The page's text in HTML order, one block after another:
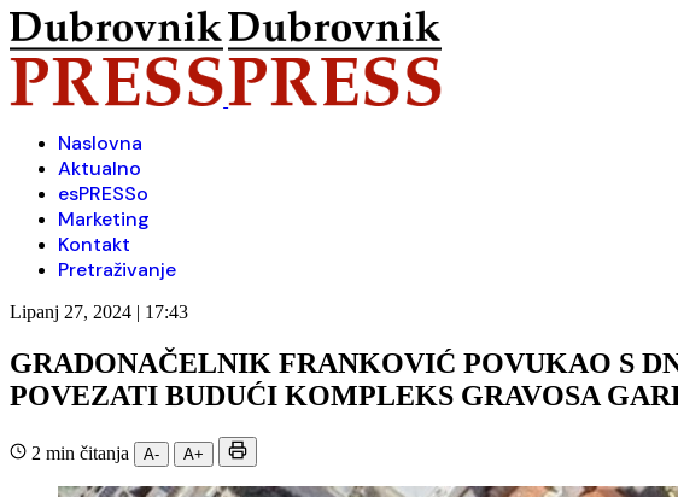
Naslovna
Aktualno
esPRESSo
Marketing
Kontakt
Pretraživanje
Lipanj 27, 2024 | 17:43
GRADONAČELNIK FRANKOVIĆ POVUKAO S
POVEZATI BUDUĆI KOMPLEKS GRAVOSA
2 min čitanja A- A+